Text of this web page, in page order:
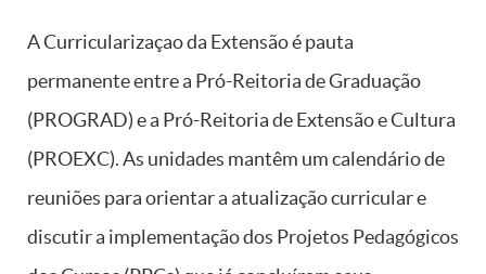
A Curricularizaçao da Extensão é pauta
permanente entre a Pró-Reitoria de Graduação
(PROGRAD) e a Pró-Reitoria de Extensão e Cultura
(PROEXC). As unidades mantêm um calendário de
reuniões para orientar a atualização curricular e
discutir a implementação dos Projetos Pedagógicos